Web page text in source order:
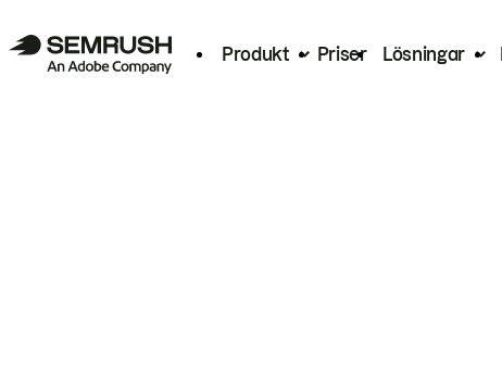
Produkt Priser Lösningar